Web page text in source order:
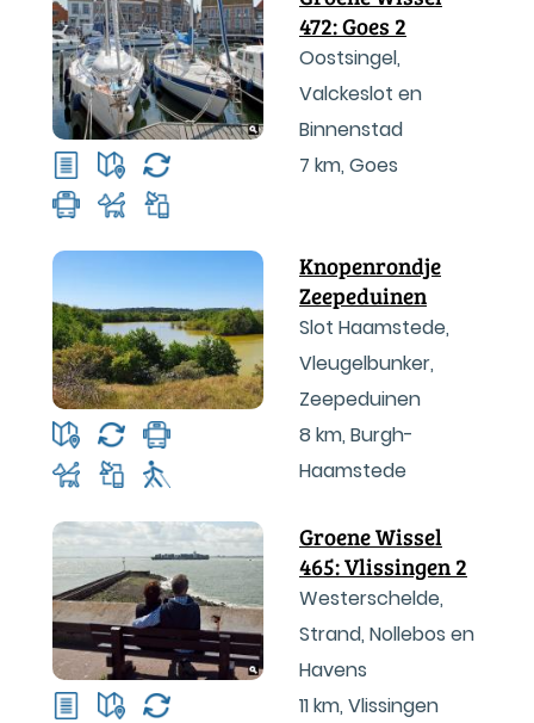
472: Goes 2
Oostsingel,
Valckeslot en
Binnenstad
7 km, Goes
Knopenrondje
Zeepeduinen
Slot Haamstede,
Vleugelbunker,
Zeepeduinen
8 km, Burgh-
Haamstede
Groene Wissel
465: Vlissingen 2
Westerschelde,
Strand, Nollebos en
Havens
11 km, Vlissingen